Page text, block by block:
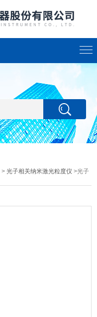
>光子相关纳米激光粒度仪 >光子